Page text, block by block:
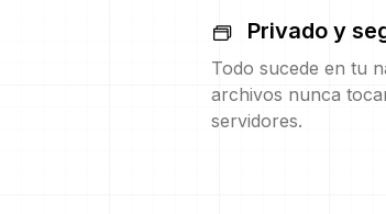
Privado y
Todo sucede en tu
archivos nunca
servidores.